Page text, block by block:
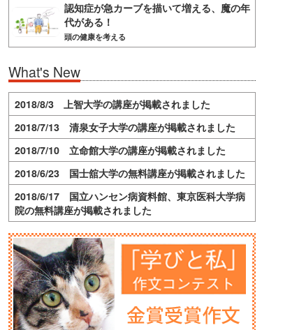
認知症が急カーブを描いて増える、魔の年
代がある！
頭の健康を考える
What's New
2018/8/3 上智大学の講座が掲載されました
2018/7/13 清泉女子大学の講座が掲載されました
2018/7/10 立命館大学の講座が掲載されました
2018/6/23 国士舘大学の無料講座が掲載されました
2018/6/17 国立ハンセン病資料館、東京医科大学病
院の無料講座が掲載されました